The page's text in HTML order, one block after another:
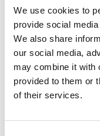
We use cookies to
provide social
We also share
our social media,
may combine it with
provided to them or
of their services.
Dane
questus